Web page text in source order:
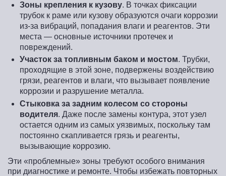
Зоны крепления к кузову. В точках фиксации
трубок к раме или кузову образуются очаги коррозии
из-за вибраций, попадания влаги и реагентов. Эти
места — основные источники протечек и
повреждений.
Участок за топливным баком и мостом. Трубки,
проходящие в этой зоне, подвержены воздействию
грязи, реагентов и влаги, что вызывает появление
коррозии и разрушение металла.
Стыковка за задним колесом со стороны
водителя. Даже после замены контура, этот узел
остается одним из самых уязвимых, поскольку там
постоянно скапливается грязь и реагенты,
вызывающие коррозию.
Эти «проблемные» зоны требуют особого внимания
при диагностике и ремонте. Чтобы избежать повторных